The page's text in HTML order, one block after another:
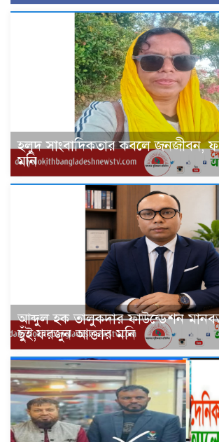
হলুদ সাংবাদিকতার কবলে জনজীবন,
মনি
আব্দুল হক তালুকদার ফাউন্ডেশন
ছুঁই,ফরজুন আক্তার মনি